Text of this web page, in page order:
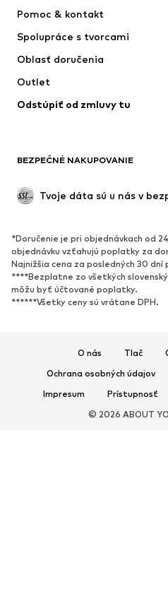
Bundy
Bielizeň
Kabáty
Plavky
Upcyklácia
Nové
Tenisky
Topánky na vysokom podpätku
Sandále
Exkluzívne
Pomoc & kontakt
Spolupráce s tvorcami
Oblasť doručenia
Outlet
Odstúpiť od zmluvy tu
BEZPEČNÉ NAKUPOVANIE
Tvoje dáta sú u nás v
*Doručenie je pri objednávkach od
objednávku vzťahujú poplatky za
Najnižšia cena za posledných 30 dní
****Bezplatne zo všetkých
môžu byť účtované poplatky.
******Všetky ceny sú vrátane DPH.
O nás Tlač
Ochrana osobných údajov
Impresum
Prístupnosť
© 2026 ABOUT